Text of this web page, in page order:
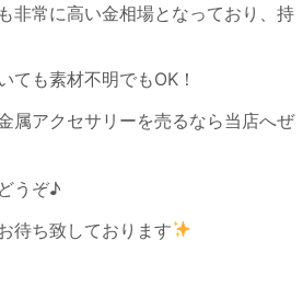
非常に高い金相場となっており、持
ても素材不明でもOK！
属アクセサリーを売るなら当店へぜ
うぞ♪
待ち致しております